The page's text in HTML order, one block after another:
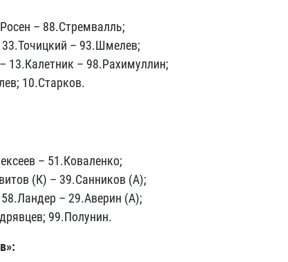
– 88.Стремвалль;
– 93.Шмелев;
13.Калетник – 98.Рахимуллин;
10.Старков.
– 51.Коваленко;
(К) – 39.Санников (А);
58.Ландер – 29.Аверин (А);
99.Полунин.